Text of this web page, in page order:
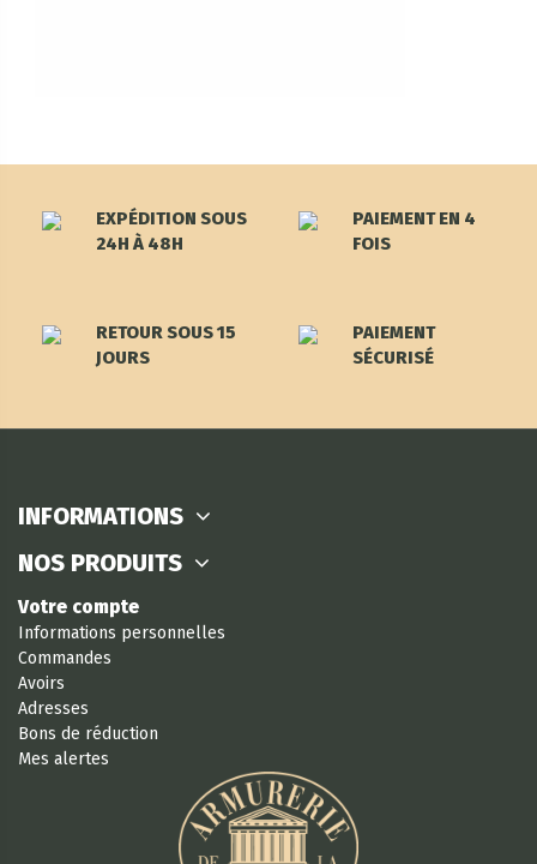
EXPÉDITION SOUS
24H À 48H
PAIEMENT EN 4
FOIS
RETOUR SOUS 15
JOURS
PAIEMENT
SÉCURISÉ
INFORMATIONS
NOS PRODUITS
Votre compte
Informations personnelles
Commandes
Avoirs
Adresses
Bons de réduction
Mes alertes